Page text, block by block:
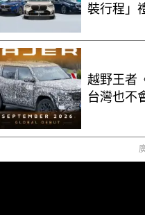
裝行程」
越野王者
台灣也不